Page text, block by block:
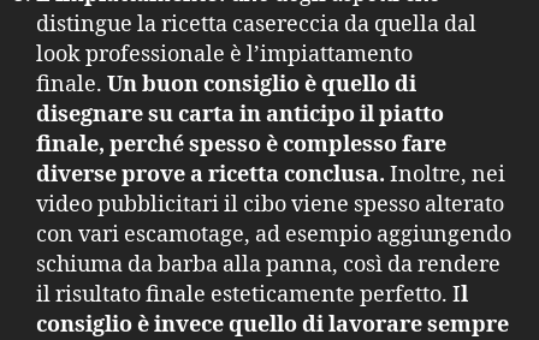
distingue la ricetta casereccia da quella dal
look professionale è l’impiattamento
finale. Un buon consiglio è quello di
disegnare su carta in anticipo il piatto
finale, perché spesso è complesso fare
diverse prove a ricetta conclusa. Inoltre, nei
video pubblicitari il cibo viene spesso alterato
con vari escamotage, ad esempio aggiungendo
schiuma da barba alla panna, così da rendere
il risultato finale esteticamente perfetto. Il
consiglio è invece quello di lavorare sempre